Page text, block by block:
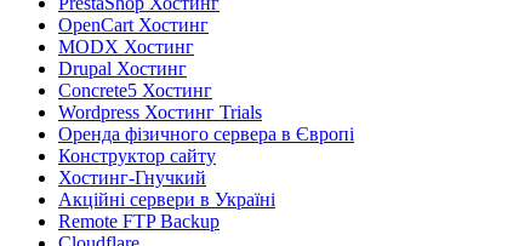
OpenCart Хостинг
MODX Хостинг
Drupal Хостинг
Concrete5 Хостинг
Wordpress Хостинг Trials
Оренда фізичного сервера в Європі
Конструктор сайту
Хостинг-Гнучкий
Акційні сервери в Україні
Remote FTP Backup